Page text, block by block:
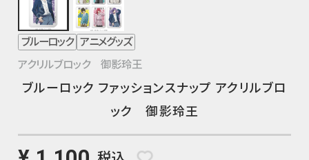
ブルーロック アニメグッズ
アクリルブロック 御影玲王
ブルーロック ファッションスナップ アクリルブロ
ック 御影玲王